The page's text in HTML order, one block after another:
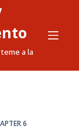
a la
6